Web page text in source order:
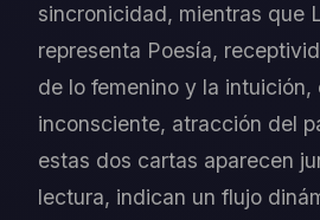
sincronicidad, mientras que
representa Poesía,
de lo femenino y la intuición,
inconsciente, atracción del
estas dos cartas aparecen
lectura, indican un flujo